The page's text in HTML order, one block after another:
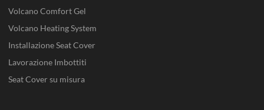
Volcano Comfort Gel
Volcano Heating System
Installazione Seat Cover
Lavorazione Imbottiti
Seat Cover su misura